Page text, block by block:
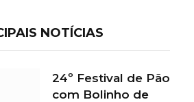
NOTÍCIAS
24º Festival de Pão
com Bolinho de